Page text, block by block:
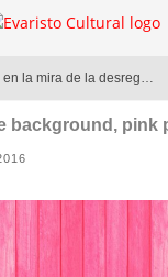
El libro en la mira de la desregulación
Rubio | El llovedor
| Hotel Acapulco
Correa | La nieve
background, pink